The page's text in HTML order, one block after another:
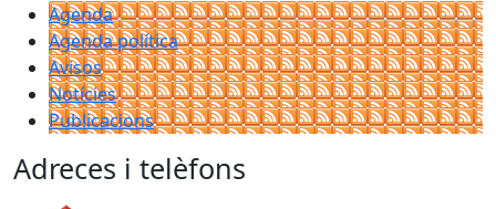
Agenda
Agenda política
Avisos
Notícies
Publicacions
Adreces i telèfons